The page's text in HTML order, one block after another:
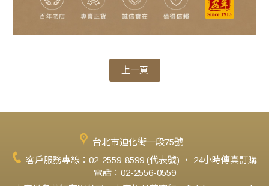
上一頁
台北市迪化街一段75號
客戶服務專線：02-2559-8599 (代表號) ‧ 24小時傳真訂購
電話：02-2556-0559